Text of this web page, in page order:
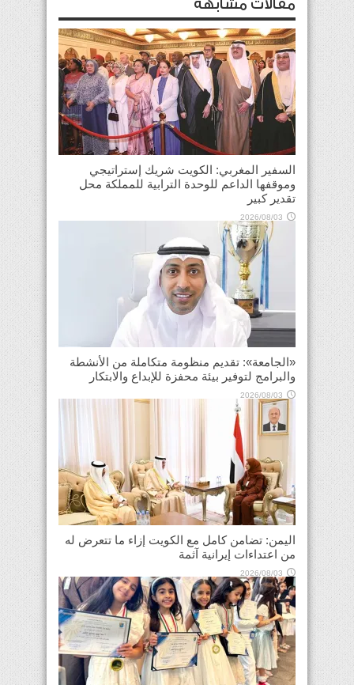
مقالات مشابهة
السفير المغربي: الكويت شريك إستراتيجي
وموقفها الداعم للوحدة الترابية للمملكة محل
تقدير كبير
2026/08/03
«الجامعة»: تقديم منظومة متكاملة من الأنشطة
والبرامج لتوفير بيئة محفزة للإبداع والابتكار
2026/08/03
اليمن: تضامن كامل مع الكويت إزاء ما تتعرض له
من اعتداءات إيرانية آثمة
2026/08/03